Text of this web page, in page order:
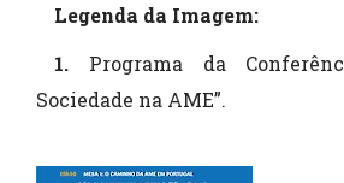
Legenda da Imagem:
1. Programa da
Sociedade na AME”.